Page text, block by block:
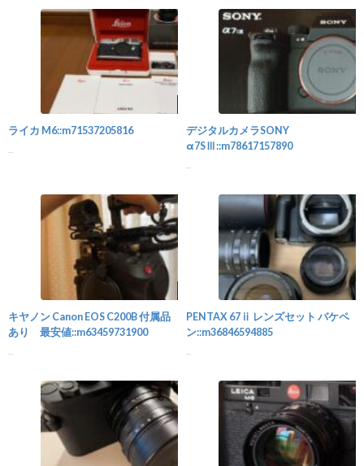
ライカ M6::m71537205816
デジタルカメラSONY
α7SⅢ::m78617157890
キヤノン Canon EOS C200B 付属品
あり 最安値::m63459731900
PENTAX 67ⅱ レンズセット バケペ
ン::m36846594885